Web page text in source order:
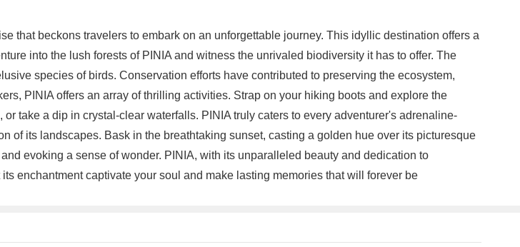
that beckons travelers to embark on an unforgettable journey. This idyllic destination offers a
into the lush forests of PINIA and witness the unrivaled biodiversity it has to offer. The
species of birds. Conservation efforts have contributed to preserving the ecosystem,
PINIA offers an array of thrilling activities. Strap on your hiking boots and explore the
take a dip in crystal-clear waterfalls. PINIA truly caters to every adventurer's adrenaline-
of its landscapes. Bask in the breathtaking sunset, casting a golden hue over its picturesque
evoking a sense of wonder. PINIA, with its unparalleled beauty and dedication to
enchantment captivate your soul and make lasting memories that will forever be